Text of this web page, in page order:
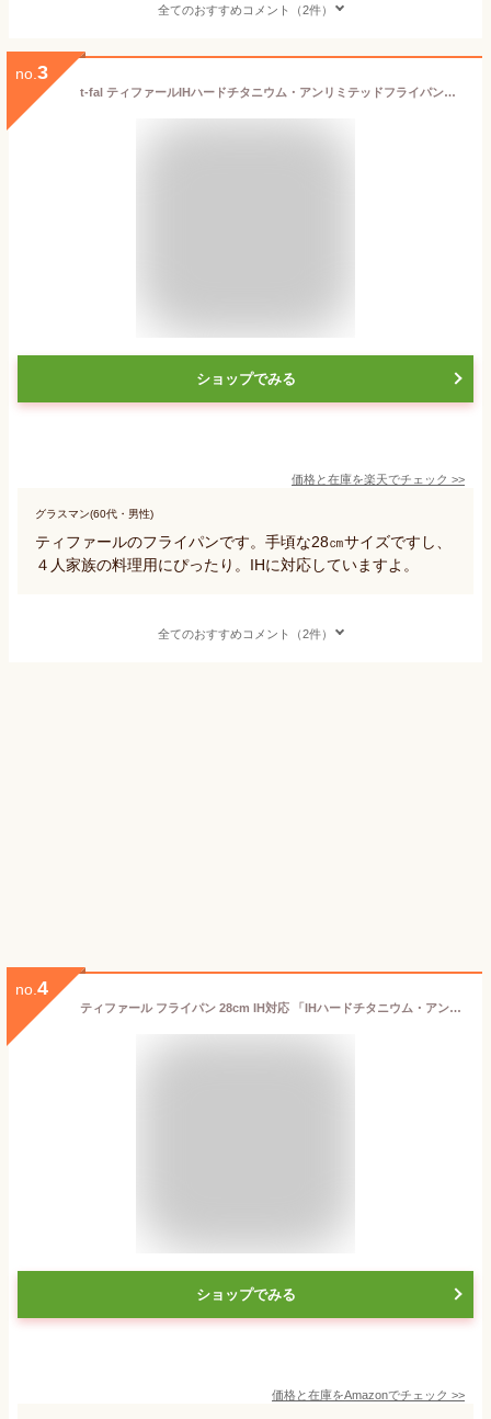
全てのおすすめコメント（2件）
no. 3
t-fal ティファールIHハードチタニウム・アンリミテッドフライパン（28cm）結婚お祝い 出産内祝い 出産お祝い 新築内祝い 新築お祝い 引っ越しお祝い 快気祝い 誕生日 プレゼント 記念品 母の日 父の日 敬老の日 調理器具 ギフトセット キッチン IH対応
ショップでみる
価格と在庫を楽天でチェック >>
グラスマン(60代・男性)
ティファールのフライパンです。手頃な28㎝サイズですし、
４人家族の料理用にぴったり。IHに対応していますよ。
全てのおすすめコメント（2件）
no. 4
ティファール フライパン 28cm IH対応 「IHハードチタニウム・アンリミテッド フライパン」 チタン・アンリミテッドコーティング G26506 ブラック
ショップでみる
価格と在庫をAmazonでチェック >>